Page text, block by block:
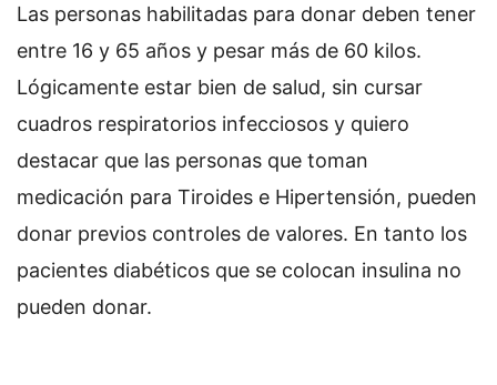
Las personas habilitadas para donar deben tener
entre 16 y 65 años y pesar más de 60 kilos.
Lógicamente estar bien de salud, sin cursar
cuadros respiratorios infecciosos y quiero
destacar que las personas que toman
medicación para Tiroides e Hipertensión, pueden
donar previos controles de valores. En tanto los
pacientes diabéticos que se colocan insulina no
pueden donar.